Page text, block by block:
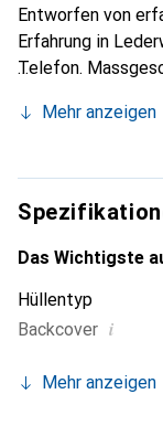
Entworfen von
Erfahrung in
Telefon.
unverzichtbaren
anerkannt und
anspruchsvolle
Mehr anzeigen
Das Wichtigste
Hüllentyp
Backcover i
Mehr anzeigen